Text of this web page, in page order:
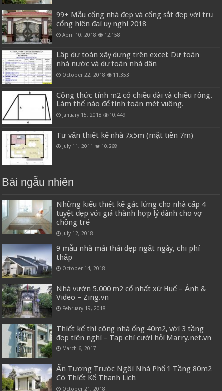
99+ Mẫu cổng nhà đẹp và cổng sắt đẹp với trụ
cổng hiện đại uy nghi 2018
April 10, 2018 12,158
Lập dự toán xây dựng trên excel: Dự toán
nhà nước và dự toán nhà dân
October 22, 2018 11,353
Công thức tính m2 có chiều dài và chiều rộng.
Làm thế nào để tính toán mét vuông.
January 15, 2018 10,449
Tư vấn thiết kế nhà 7x5m (mặt tiền 7m)
July 11, 2011 10,268
Bài ngẫu nhiên
Những kiểu thiết kế gác lửng cho nhà cấp 4
tuyệt đẹp với giá thành hợp lý dành cho vợ
chồng trẻ
July 12, 2018
9 mẫu nhà mái thái đẹp ngất ngây, chi phí
thấp
October 14, 2018
Nhà vườn 5.000 m2 cổ nhất xứ Huế – Ảnh &
Video – Zing.vn
February 19, 2018
Thiết kế thi công nhà ống 40m2, với 3 tầng
đẹp tiện nghi – Tạp chí cưới hỏi Marry.net.vn
March 6, 2017
Ấn Tượng Trước Ngôi Nhà Phố 1 Tầng 80m2
Có Thiết Kế Thanh Lịch
October 21, 2018